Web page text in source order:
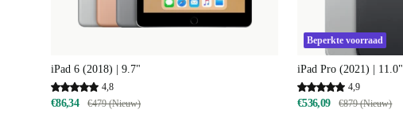
iPad 6 (2018) | 9.7"
4,8
€86,34 €479 (Nieuw)
Beperkte voorraad
iPad Pro (2021) | 11.0"
4,9
€536,09 €879 (Nieuw)